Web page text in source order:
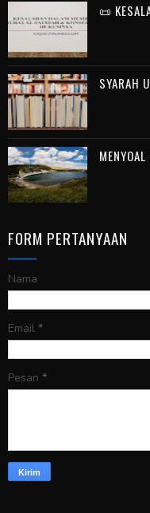
📜
SYARAH
FORM PERTANYAAN
Nama
Email *
Pesan *